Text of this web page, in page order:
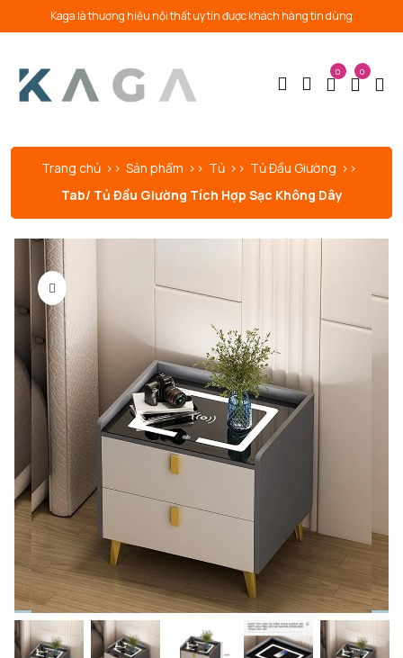
Kaga là thương hiệu nội thất uy tín được khách hàng tin dùng
0 0
Trang chủ Sản phẩm Tủ
Tủ Đầu Giường
Tab/ Tủ Đầu Giường Tích Hợp Sạc Không Dây